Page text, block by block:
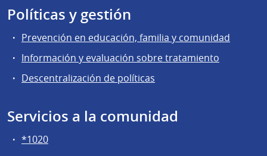
Políticas y gestión
Prevención en educación, familia y comunidad
Información y evaluación sobre tratamiento
Descentralización de políticas
Servicios a la comunidad
*1020